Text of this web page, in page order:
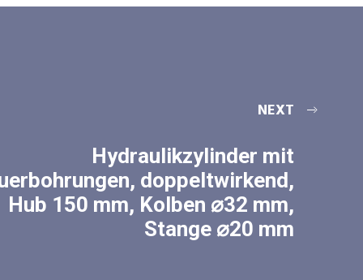
NEXT
Hydraulikzylinder mit
doppeltwirkend,
Hub 150 mm, Kolben ⌀32 mm,
Stange ⌀20 mm